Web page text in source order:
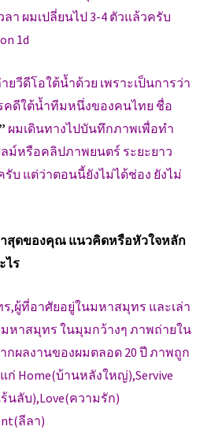
า ผมเปลี่ยนไป 3-4 ตัวแล้วครับ
1d
วีดีโอใต้น้ำด้วย เพราะเป็นการว่า
คดีใต้น้ำทีมหนึ่งของคนไทย ชื่อ
ผมเดินทางไปบันทึกภาพเพื่อทำ
ม์หรือคลิปภาพยนตร์ ระยะยาว
รับ แต่ว่าตอนนี้ยังไม่ได้ช่อง ยังไม่
สุดของคุณ แนวคิดหรือหัวใจหลัก
ไร
,ผู้ที่อาศัยอยู่ในมหาสมุทร และเล่า
หาสมุทร ในมุมกว้างๆ ภาพถ่ายใน
ผลงานของผมตลอด 20 ปี ภาพถูก
ก่ Home(บ้านหลังใหญ่),Servive
นลับ),Love(ความรัก)
ลีลา)